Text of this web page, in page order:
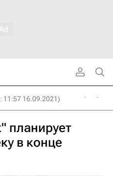
11:57 16.09.2021)
планирует
в конце